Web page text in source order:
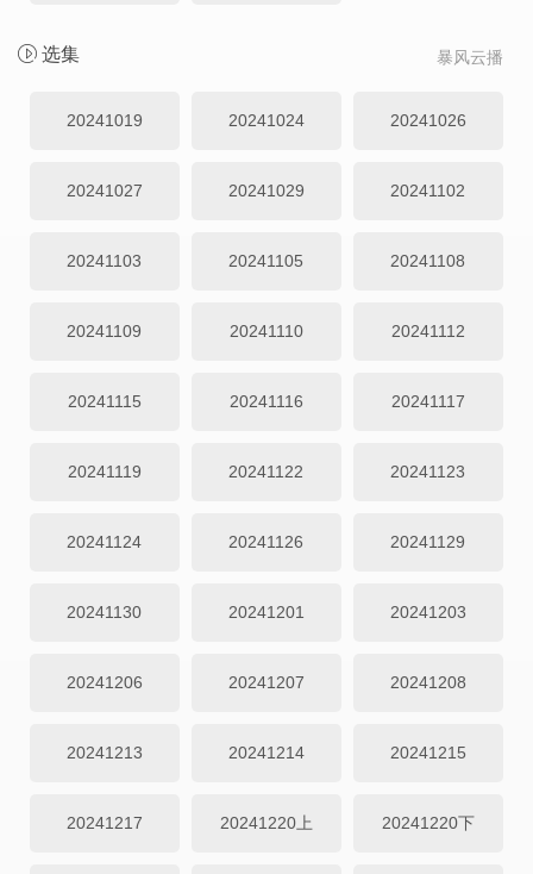
暴风云播
选集
20241019 20241024 20241026
20241027 20241029 20241102
20241103 20241105 20241108
20241109 20241110 20241112
20241115 20241116 20241117
20241119 20241122 20241123
20241124 20241126 20241129
20241130 20241201 20241203
20241206 20241207 20241208
20241213 20241214 20241215
20241217 20241220上 20241220下